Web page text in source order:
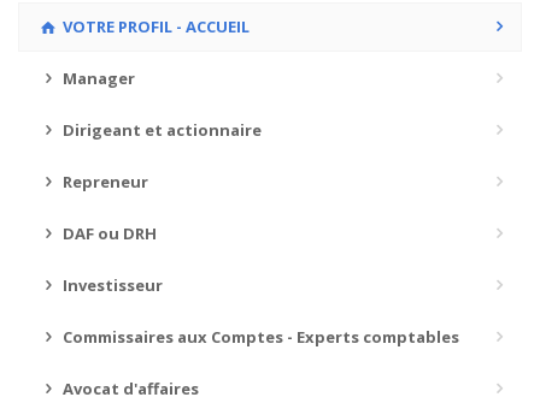
VOTRE PROFIL - ACCUEIL
Manager
Dirigeant et actionnaire
Repreneur
DAF ou DRH
Investisseur
Commissaires aux Comptes - Experts comptables
Avocat d'affaires